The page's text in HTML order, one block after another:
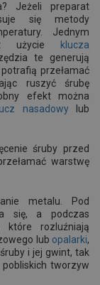
Jeżeli preparat
się metody
Jednym
użycie
klucza
te generują
przełamać
ruszyć śrubę
efekt można
nasadowylub
śruby przed
warstwę
metalu. Pod
się, a podczas
które rozluźniają
lub opalarki,
i jej gwint, tak
tworzyw